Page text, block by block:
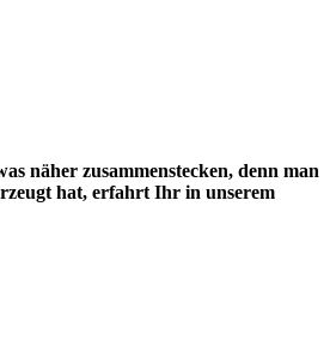
näher zusammenstecken, denn man
hat, erfahrt Ihr in unserem